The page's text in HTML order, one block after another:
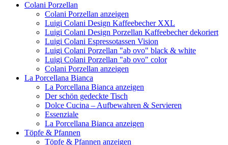
Colani Porzellan
Colani Porzellan anzeigen
Luigi Colani Design Kaffeebecher XXL
Luigi Colani Design Porzellan Kaffeebecher dekoriert
Luigi Colani Espressotassen Vision
Luigi Colani Porzellan "ab ovo" black & white
Luigi Colani Porzellan "ab ovo" color
Colani Porzellan anzeigen
La Porcellana Bianca
La Porcellana Bianca anzeigen
Der schön gedeckte Tisch
Dolce Cucina – Aufbewahren & Servieren
Essenziale
La Porcellana Bianca anzeigen
Töpfe & Pfannen
Töpfe & Pfannen anzeigen